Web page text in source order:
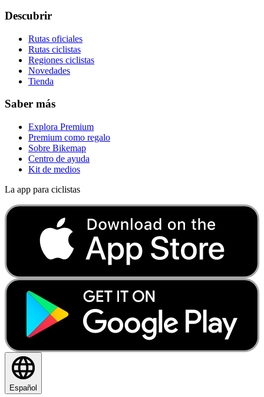
Descubrir
Rutas oficiales
Rutas ciclistas
Regiones ciclistas
Novedades
Tienda
Saber más
Explora Premium
Premium como regalo
Sobre Bikemap
Centro de ayuda
Kit de medios
La app para ciclistas
Español